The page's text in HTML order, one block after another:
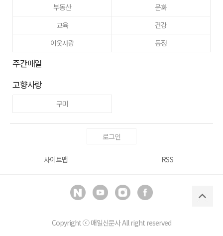
부동산
문화
교육
건강
이웃사랑
동정
주간매일
고향사랑
구미
로그인
사이트맵 RSS
Copyright ⓒ매일신문사All right reserved